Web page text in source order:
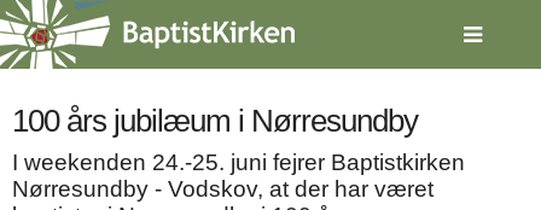
Spring
menu
over
gå
indholdVend
tilbage
100 års jubilæum i Nørresundby
I weekenden 24.-25. juni fejrer Baptistkirken
Nørresundby - Vodskov, at der har været